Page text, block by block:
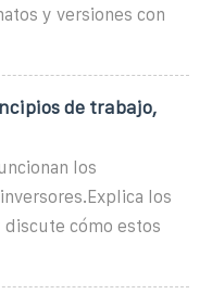
y versiones con
de trabajo,
los
los
cómo estos